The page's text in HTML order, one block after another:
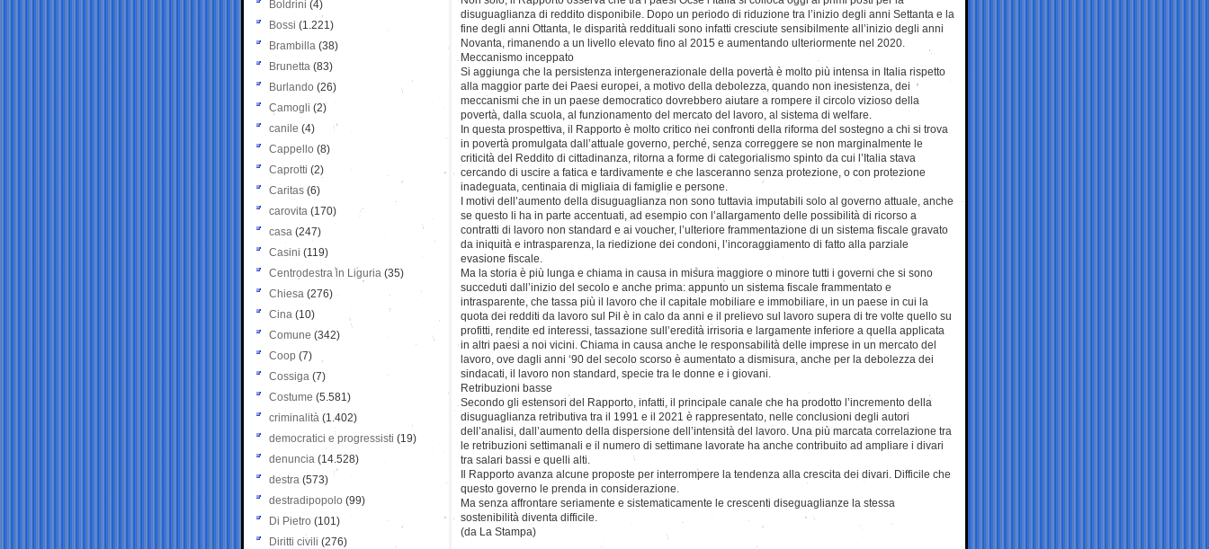
disuguaglianza di reddito disponibile. Dopo un periodo di riduzione tra l’inizio degli anni Settanta e la
fine degli anni Ottanta, le disparità reddituali sono infatti cresciute sensibilmente all’inizio degli anni
Novanta, rimanendo a un livello elevato fino al 2015 e aumentando ulteriormente nel 2020.
Meccanismo inceppato
Si aggiunga che la persistenza intergenerazionale della povertà è molto più intensa in Italia rispetto
alla maggior parte dei Paesi europei, a motivo della debolezza, quando non inesistenza, dei
meccanismi che in un paese democratico dovrebbero aiutare a rompere il circolo vizioso della
povertà, dalla scuola, al funzionamento del mercato del lavoro, al sistema di welfare.
In questa prospettiva, il Rapporto è molto critico nei confronti della riforma del sostegno a chi si trova
in povertà promulgata dall’attuale governo, perché, senza correggere se non marginalmente le
criticità del Reddito di cittadinanza, ritorna a forme di categorialismo spinto da cui l’Italia stava
cercando di uscire a fatica e tardivamente e che lasceranno senza protezione, o con protezione
inadeguata, centinaia di migliaia di famiglie e persone.
I motivi dell’aumento della disuguaglianza non sono tuttavia imputabili solo al governo attuale, anche
se questo li ha in parte accentuati, ad esempio con l’allargamento delle possibilità di ricorso a
contratti di lavoro non standard e ai voucher, l’ulteriore frammentazione di un sistema fiscale gravato
da iniquità e intrasparenza, la riedizione dei condoni, l’incoraggiamento di fatto alla parziale
evasione fiscale.
Ma la storia è più lunga e chiama in causa in misura maggiore o minore tutti i governi che si sono
succeduti dall’inizio del secolo e anche prima: appunto un sistema fiscale frammentato e
intrasparente, che tassa più il lavoro che il capitale mobiliare e immobiliare, in un paese in cui la
quota dei redditi da lavoro sul Pil è in calo da anni e il prelievo sul lavoro supera di tre volte quello su
profitti, rendite ed interessi, tassazione sull’eredità irrisoria e largamente inferiore a quella applicata
in altri paesi a noi vicini. Chiama in causa anche le responsabilità delle imprese in un mercato del
lavoro, ove dagli anni ‘90 del secolo scorso è aumentato a dismisura, anche per la debolezza dei
sindacati, il lavoro non standard, specie tra le donne e i giovani.
Retribuzioni basse
Secondo gli estensori del Rapporto, infatti, il principale canale che ha prodotto l’incremento della
disuguaglianza retributiva tra il 1991 e il 2021 è rappresentato, nelle conclusioni degli autori
dell’analisi, dall’aumento della dispersione dell’intensità del lavoro. Una più marcata correlazione tra
le retribuzioni settimanali e il numero di settimane lavorate ha anche contribuito ad ampliare i divari
tra salari bassi e quelli alti.
Il Rapporto avanza alcune proposte per interrompere la tendenza alla crescita dei divari. Difficile che
questo governo le prenda in considerazione.
Ma senza affrontare seriamente e sistematicamente le crescenti diseguaglianze la stessa
sostenibilità diventa difficile.
(da La Stampa)
Boldrini (4)
Bossi (1.221)
Brambilla (38)
Brunetta (83)
Burlando (26)
Camogli (2)
canile (4)
Cappello (8)
Caprotti (2)
Caritas (6)
carovita (170)
casa (247)
Casini (119)
Centrodestra in Liguria (35)
Chiesa (276)
Cina (10)
Comune (342)
Coop (7)
Cossiga (7)
Costume (5.581)
criminalità (1.402)
democratici e progressisti (19)
denuncia (14.528)
destra (573)
destradipopolo (99)
Di Pietro (101)
Diritti civili (276)